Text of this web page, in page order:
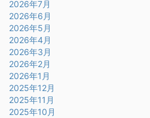
2026年7月
2026年6月
2026年5月
2026年4月
2026年3月
2026年2月
2026年1月
2025年12月
2025年11月
2025年10月